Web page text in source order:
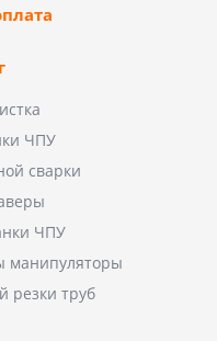
ЧПУ
сварки
ЧПУ
резки труб